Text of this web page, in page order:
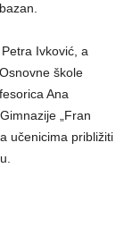
Ivković, a
škole
Ana
„Fran
učenicima približiti